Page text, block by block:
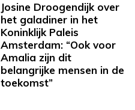
Josine Droogendijk over
het galadiner in het
Koninklijk Paleis
Amsterdam: “Ook voor
Amalia zijn dit
belangrijke mensen in de
toekomst”